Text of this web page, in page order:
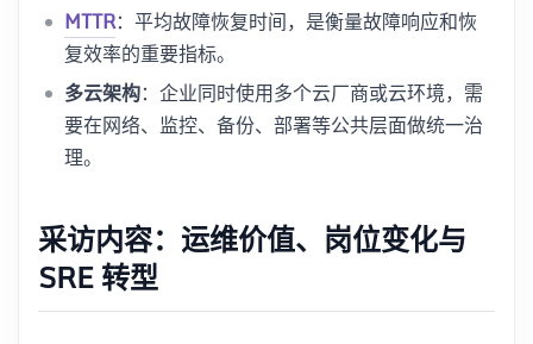
MTTR：平均故障恢复时间，是衡量故障响应和恢
复效率的重要指标。
多云架构：企业同时使用多个云厂商或云环境，需
要在网络、监控、备份、部署等公共层面做统一治
理。
采访内容：运维价值、岗位变化与
SRE 转型